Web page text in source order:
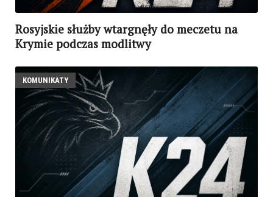
Rosyjskie służby wtargnęły do meczetu na
Krymie podczas modlitwy
KOMUNIKATY